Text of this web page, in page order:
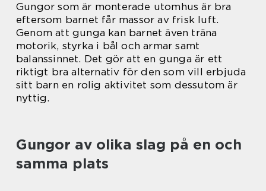
Gungor som är monterade utomhus är bra
eftersom barnet får massor av frisk luft.
Genom att gunga kan barnet även träna
motorik, styrka i bål och armar samt
balanssinnet. Det gör att en gunga är ett
riktigt bra alternativ för den som vill erbjuda
sitt barn en rolig aktivitet som dessutom är
nyttig.
Gungor av olika slag på en och
samma plats